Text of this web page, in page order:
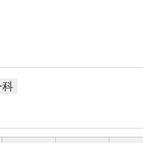
科